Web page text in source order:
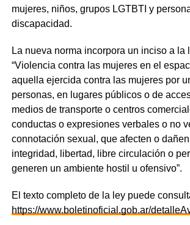
mujeres, niños, grupos LGTBTI y
discapacidad.
La nueva norma incorpora un inciso a la
“Violencia contra las mujeres en el
aquella ejercida contra las mujeres por
personas, en lugares públicos o de
medios de transporte o centros
conductas o expresiones verbales o no
connotación sexual, que afecten o
integridad, libertad, libre circulación o
generen un ambiente hostil u ofensivo”.
El texto completo de la ley puede
https://www.boletinoficial.gob.ar/